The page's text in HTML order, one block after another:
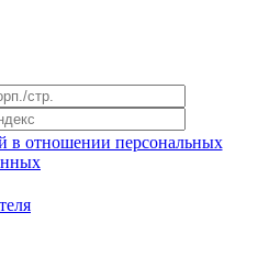
в отношении персональных